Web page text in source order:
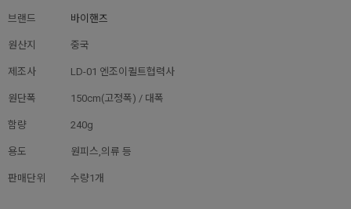
브랜드 바이핸즈
원산지 중국
제조사 LD-01 엔조이퀼트협력사
원단폭 150cm(고정폭) / 대폭
함량 240g
용도 원피스,의류 등
판매단위 수량1개